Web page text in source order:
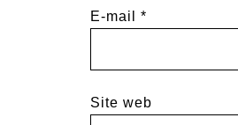
E-mail *
Site web